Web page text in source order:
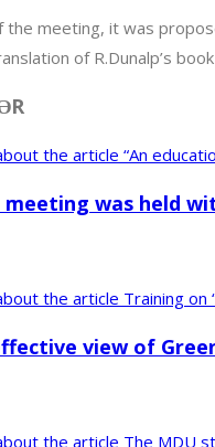
the meeting, it was
of R.Dunalp’s
meeting was held
view of